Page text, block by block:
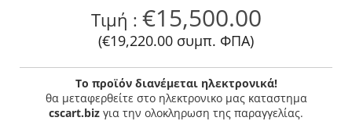
Τιμή : €15,500.00
(€19,220.00 συμπ. ΦΠΑ)
Το προϊόν διανέμεται ηλεκτρονικά!
θα μεταφερθείτε στο ηλεκτρονικο μας καταστημα
cscart.biz για την ολοκληρωση της παραγγελίας.